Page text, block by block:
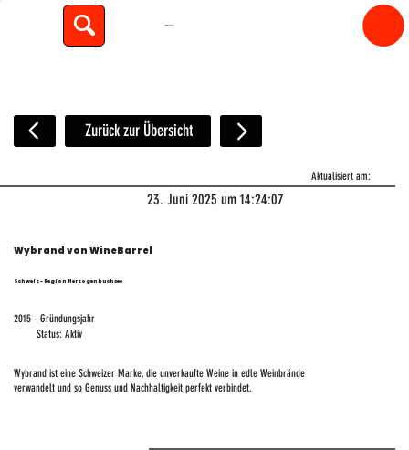
spiritfly
Zurück zur Übersicht
Aktualisiert am:
23. Juni 2025 um 14:24:07
Wybrand von WineBarrel
Schweiz - Region Herzogenbuchsee
2015 - Gründungsjahr
Status: Aktiv
Wybrand ist eine Schweizer Marke, die unverkaufte Weine in edle Weinbrände
verwandelt und so Genuss und Nachhaltigkeit perfekt verbindet.